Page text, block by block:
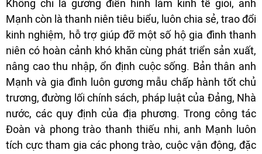
Không chỉ là gương điển hình làm kinh tế giỏi, anh
Mạnh còn là thanh niên tiêu biểu, luôn chia sẻ, trao đổi
kinh nghiệm, hỗ trợ giúp đỡ một số hộ gia đình thanh
niên có hoàn cảnh khó khăn cùng phát triển sản xuất,
nâng cao thu nhập, ổn định cuộc sống. Bản thân anh
Mạnh và gia đình luôn gương mẫu chấp hành tốt chủ
trương, đường lối chính sách, pháp luật của Đảng, Nhà
nước, các quy định của địa phương. Trong công tác
Đoàn và phong trào thanh thiếu nhi, anh Mạnh luôn
tích cực tham gia các phong trào, cuộc vận động, đặc